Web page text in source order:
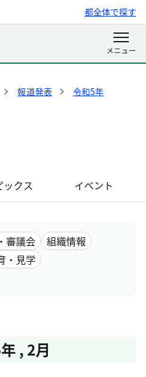
都全体で探す
報道発表
令和5年
ックス イベント
審議会
組織情報
・見学
, 2月